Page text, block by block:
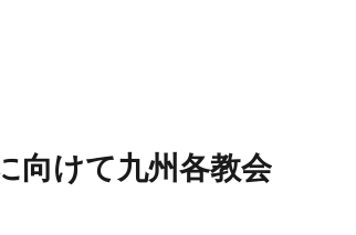
向けて九州各教会